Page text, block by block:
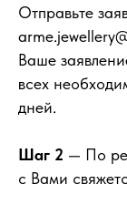
Отправьте
Ваше
всех
дней.
Шаг 2 — По
с Вами